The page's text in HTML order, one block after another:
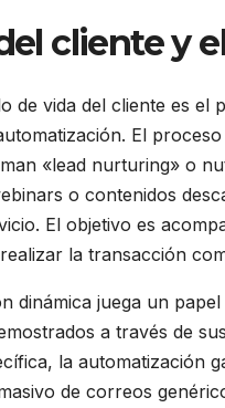
cliente y
de vida del cliente es
El
«lead nurturing» o
o contenidos
El objetivo es
la transacción
dinámica juega un
a través de
la automatización
de correos